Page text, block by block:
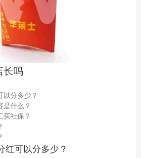
长吗
分多少？
什么？
社保？
红可以分多少？